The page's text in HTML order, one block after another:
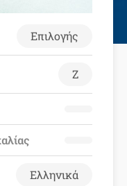
Επιλογής
Ζ
Ελληνικά